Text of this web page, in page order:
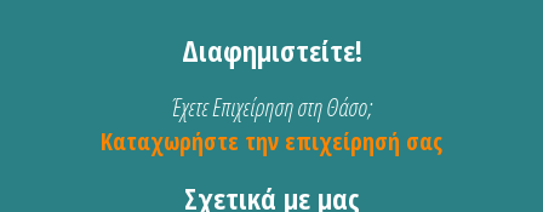
Διαφημιστείτε!
Έχετε Επιχείρηση στη Θάσο;
Καταχωρήστε την επιχείρησή σας
Σχετικά με μας